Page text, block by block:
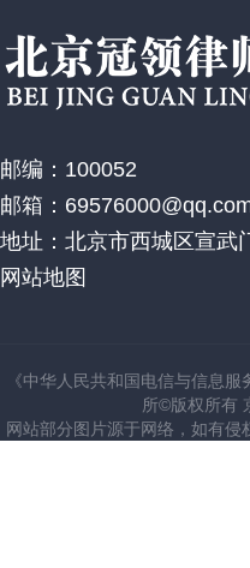
邮编：100052
邮箱：
地址：北京市西城区宣武
网站地图
《中华人民共和国电信与信息
所©版权所有
网站部分图片源于网络，如有